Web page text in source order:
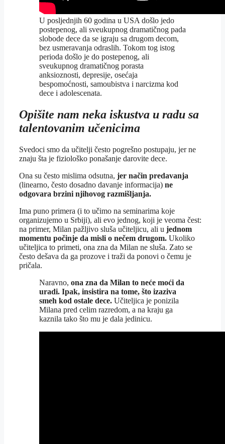
U posljednjih 60 godina u USA došlo jedo
postepenog, ali sveukupnog dramatičnog pada
slobode dece da se igraju sa drugom decom,
bez usmeravanja odraslih. Tokom tog istog
perioda došlo je do postepenog, ali
sveukupnog dramatičnog porasta
anksioznosti, depresije, osećaja
bespomoćnosti, samoubistva i narcizma kod
dece i adolescenata.
Opišite nam neka iskustva u radu sa
talentovanim učenicima
Svedoci smo da učitelji često pogrešno postupaju, jer ne
znaju šta je fiziološko ponašanje darovite dece.
Ona su često mislima odsutna, jer način predavanja
(linearno, često dosadno davanje informacija) ne
odgovara brzini njihovog razmišljanja.
Ima puno primera (i to učimo na seminarima koje
organizujemo u Srbiji), ali evo jednog, koji je veoma čest:
na primer, Milan pažljivo sluša učiteljicu, ali u jednom
momentu počinje da misli o nečem drugom. Ukoliko
učiteljica to primeti, ona zna da Milan ne sluša. Zato se
često dešava da ga prozove i traži da ponovi o čemu je
pričala.
Naravno, ona zna da Milan to neće moći da
uradi. Ipak, insistira na tome, što izaziva
smeh kod ostale dece. Učiteljica je ponizila
Milana pred celim razredom, a na kraju ga
kaznila tako što mu je dala jedinicu.